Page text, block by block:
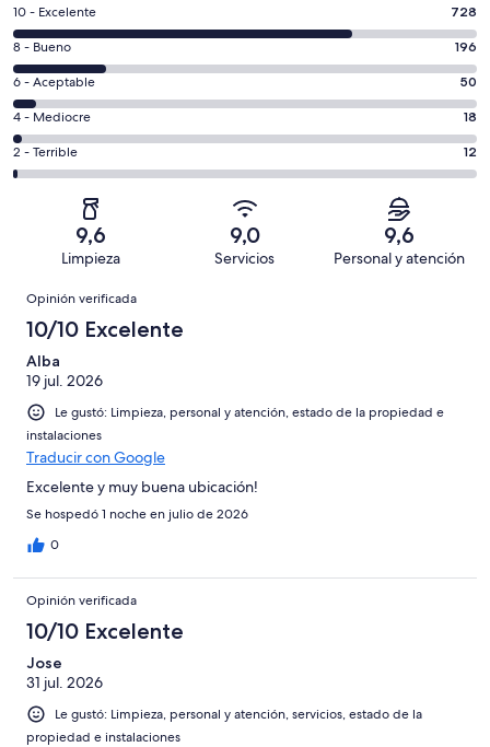
Evaluación:
10
-
Excelente.
728
de
1004
opiniones
10 - Excelente 728
Evaluación:
8
-
Bueno.
196
de
opiniones
8 - Bueno 196
Evaluación:
6
-
Aceptable.
50
opiniones
6 - Aceptable 50
Evaluación:
4
-
4 - Mediocre 18
Evaluación:
2
1004
2 - Terrible 12
9,6
Limpieza
9,0
Servicios
9,6
Personal y atención
Opiniones
Opinión verificada
10/10 Excelente
Alba
19 jul. 2026
Le gustó: Limpieza, personal y atención, estado de la propiedad e
instalaciones
Traducir con Google
Excelente y muy buena ubicación!
Se hospedó 1 noche en julio de 2026
0
Opinión verificada
10/10 Excelente
Jose
31 jul. 2026
Le gustó: Limpieza, personal y atención, servicios, estado de la
propiedad e instalaciones